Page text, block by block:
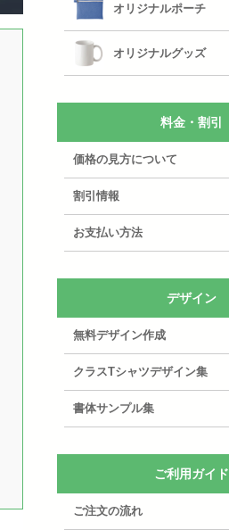
オリジナルポーチ
オリジナルグッズ
料金・割引
価格の見方について
割引情報
お支払い方法
デザイン
無料デザイン作成
クラスTシャツデザイン集
書体サンプル集
ご利用ガイド
ご注文の流れ